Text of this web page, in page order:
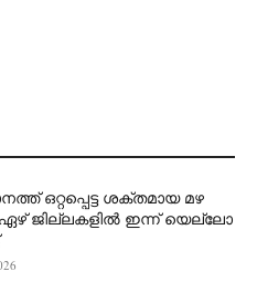
ഒറ്റപ്പെട്ട ശക്തമായ മഴ
ജില്ലകളില്‍ ഇന്ന് യെല്ലോ